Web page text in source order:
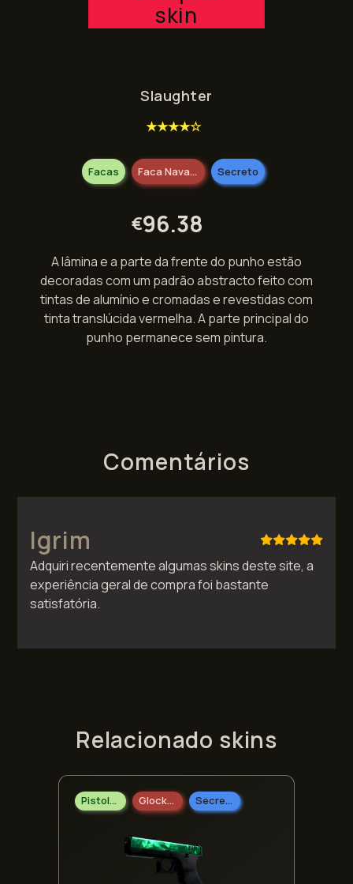
skin
Slaughter
€96.38
Faca Navaja Secreto
★★★★☆
Facas
A lâmina e a parte da frente do punho estão
decoradas com um padrão abstracto feito com
tintas de alumínio e cromadas e revestidas com
tinta translúcida vermelha. A parte principal do
punho permanece sem pintura.
Comentários
Adquiri recentemente algumas skins deste site, a
experiência geral de compra foi bastante
satisfatória.
Igrim
Relacionado skins
Pistolas Glock-18 Secreto